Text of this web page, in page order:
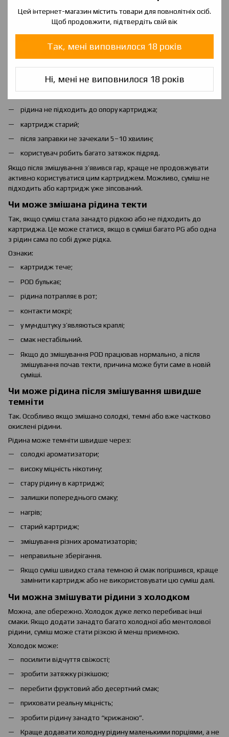
Цей інтернет-магазин містить товари для повнолітніх осіб.
Щоб продовжити, підтвердіть свій вік
Так, мені виповнилося 18 років
Ні, мені не виповнилося 18 років
Чи може змішана рідина давати гар
Так, може. Особливо якщо суміш стала занадто густою або
Причини гару після змішування:
суміш погано просочує картридж;
багато VG;
рідина не підходить до опору картриджа;
картридж старий;
після заправки не зачекали 5–10 хвилин;
користувач робить багато затяжок підряд.
Якщо після змішування з’явився гар, краще не продовжувати
активно користуватися цим картриджем. Можливо, суміш не
підходить або картридж уже зіпсований.
Чи може змішана рідина текти
Так, якщо суміш стала занадто рідкою або не підходить до
картриджа. Це може статися, якщо в суміші багато PG або одна
з рідин сама по собі дуже рідка.
Ознаки:
картридж тече;
POD булькає;
рідина потрапляє в рот;
контакти мокрі;
у мундштуку з’являються краплі;
смак нестабільний.
Якщо до змішування POD працював нормально, а після
змішування почав текти, причина може бути саме в новій
суміші.
Чи може рідина після змішування швидше
темніти
Так. Особливо якщо змішано солодкі, темні або вже частково
окислені рідини.
Рідина може темніти швидше через:
солодкі ароматизатори;
високу міцність нікотину;
стару рідину в картриджі;
залишки попереднього смаку;
нагрів;
старий картридж;
змішування різних ароматизаторів;
неправильне зберігання.
Якщо суміш швидко стала темною й смак погіршився, краще
замінити картридж або не використовувати цю суміш далі.
Чи можна змішувати рідини з холодком
Можна, але обережно. Холодок дуже легко перебиває інші
смаки. Якщо додати занадто багато холодної або ментолової
рідини, суміш може стати різкою й менш приємною.
Холодок може:
посилити відчуття свіжості;
зробити затяжку різкішою;
перебити фруктовий або десертний смак;
приховати реальну міцність;
зробити рідину занадто “крижаною”.
Краще додавати холодну рідину маленькими порціями, а не